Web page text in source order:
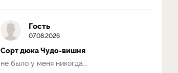
Гость
07.08.2026
Сорт дюка Чудо-вишня
не было у меня никогда...